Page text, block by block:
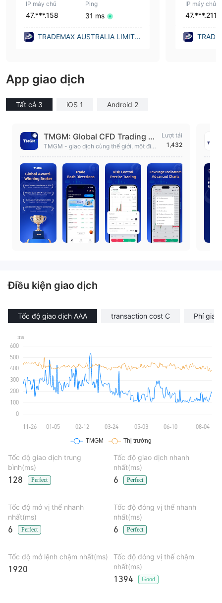
IP máy chủ
47.***.158
Ping
31 ms
TRADEMAX AUSTRALIA LIMITE
IP máy chủ
47.***.211
App giao dịch
Tất cả 3 iOS 1 Android 2
TMGM: Global CFD Trading Ap
p
TMGM - giao dịch cùng thế giới, một điể
Lượt tải
1,432
Điều kiện giao dịch
Tốc độ giao dịch AAA transaction cost C Phí
Tốc độ giao dịch trung
bình(ms)
128 Perfect
Tốc độ giao dịch nhanh
nhất(ms)
6 Perfect
Tốc độ mở vị thế nhanh
nhất(ms)
6 Perfect
Tốc độ đóng vị thế nhanh
nhất(ms)
6 Perfect
Tốc độ mở lệnh chậm nhất(ms)
1920
Tốc độ đóng vị thế chậm
nhất(ms)
1394 Good